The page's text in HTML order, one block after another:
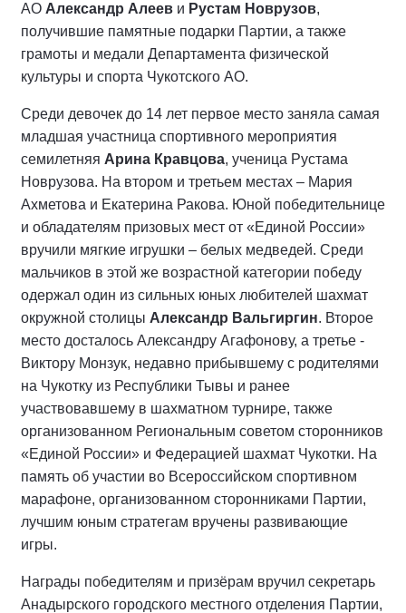
АО Александр Алеев и Рустам Новрузов,
получившие памятные подарки Партии, а также
грамоты и медали Департамента физической
культуры и спорта Чукотского АО.
Среди девочек до 14 лет первое место заняла самая
младшая участница спортивного мероприятия
семилетняя Арина Кравцова, ученица Рустама
Новрузова. На втором и третьем местах – Мария
Ахметова и Екатерина Ракова. Юной победительнице
и обладателям призовых мест от «Единой России»
вручили мягкие игрушки – белых медведей. Среди
мальчиков в этой же возрастной категории победу
одержал один из сильных юных любителей шахмат
окружной столицы Александр Вальгиргин. Второе
место досталось Александру Агафонову, а третье -
Виктору Монзук, недавно прибывшему с родителями
на Чукотку из Республики Тывы и ранее
участвовавшему в шахматном турнире, также
организованном Региональным советом сторонников
«Единой России» и Федерацией шахмат Чукотки. На
память об участии во Всероссийском спортивном
марафоне, организованном сторонниками Партии,
лучшим юным стратегам вручены развивающие
игры.
Награды победителям и призёрам вручил секретарь
Анадырского городского местного отделения Партии,